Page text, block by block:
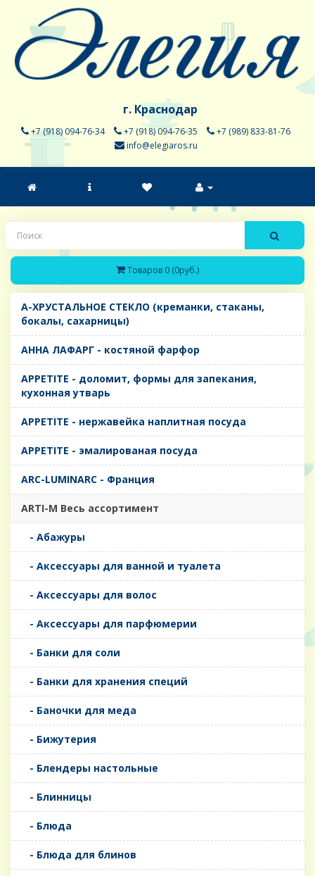
г. Краснодар
+7 (918) 094-76-34 +7 (918) 094-76-35
+7 (989) 833-81-76
info@elegiaros.ru
Товаров 0 (0руб.)
A-ХРУСТАЛЬНОЕ СТЕКЛО (креманки, стаканы,
бокалы, сахарницы)
AHHA ЛАФАРГ - костяной фарфор
APPETITE - доломит, формы для запекания,
кухонная утварь
APPETITE - нержавейка наплитная посуда
APPETITE - эмалированая посуда
ARC-LUMINARC - Франция
ARTI-M Весь ассортимент
- Абажуры
- Аксессуары для ванной и туалета
- Аксессуары для волос
- Аксессуары для парфюмерии
- Банки для соли
- Банки для хранения специй
- Баночки для меда
- Бижутерия
- Блендеры настольные
- Блинницы
- Блюда
- Блюда для блинов